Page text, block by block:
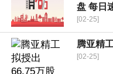
盘 每日
[02-25]
腾亚精
[02-25]